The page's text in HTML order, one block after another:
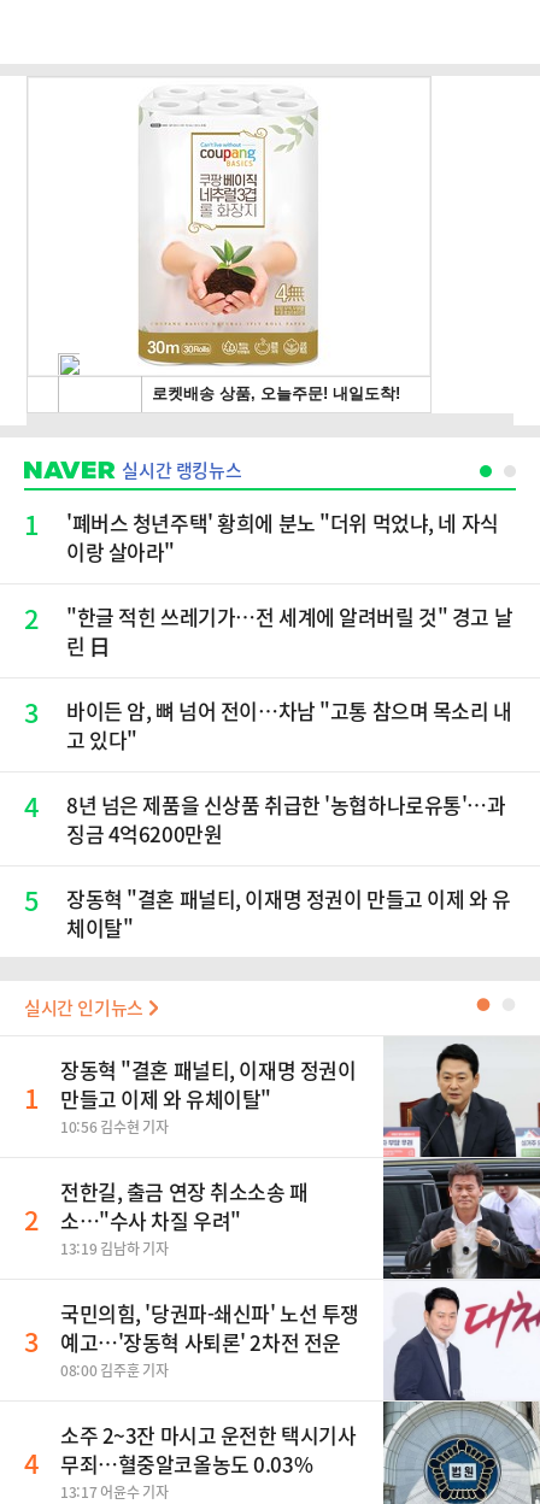
실시간 랭킹뉴스
1
'폐버스 청년주택' 황희에 분노 "더위 먹었냐, 네 자식
이랑 살아라"
2
"한글 적힌 쓰레기가…전 세계에 알려버릴 것" 경고 날
린 日
3
바이든 암, 뼈 넘어 전이…차남 "고통 참으며 목소리 내
고 있다"
4
8년 넘은 제품을 신상품 취급한 '농협하나로유통'…과
징금 4억6200만원
5
장동혁 "결혼 패널티, 이재명 정권이 만들고 이제 와 유
체이탈"
실시간 인기뉴스 ●
1
장동혁 "결혼 패널티, 이재명 정권이
만들고 이제 와 유체이탈"
10:56 김수현 기자
2
전한길, 출금 연장 취소소송 패
소…"수사 차질 우려"
13:19 김남하 기자
3
국민의힘, '당권파-쇄신파' 노선 투쟁
예고…'장동혁 사퇴론' 2차전 전운
08:00 김주훈 기자
4
소주 2~3잔 마시고 운전한 택시기사
무죄…혈중알코올농도 0.03%
13:17 어윤수 기자